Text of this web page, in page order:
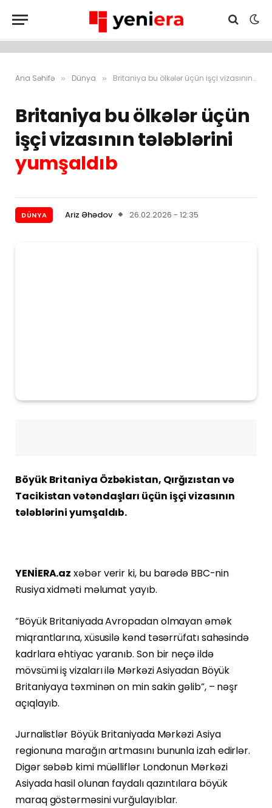
Ana Səhifə » Dünya » Britaniya bu ölkələr üçün işçi vizasının tələblərini yumşaldıb
Britaniya bu ölkələr üçün
işçi vizasının tələblərini
yumşaldıb
DÜNYA Ariz Əhədov 26.02.2026 - 12:35
Böyük Britaniya Özbəkistan, Qırğızıstan və
Tacikistan vətəndaşları üçün işçi vizasının
tələblərini yumşaldıb.
YENİERA.az xəbər verir ki, bu barədə BBC-nin
Rusiya xidməti məlumat yayıb.
“Böyük Britaniyada Avropadan olmayan əmək
miqrantlarına, xüsusilə kənd təsərrüfatı sahəsində
kadrlara ehtiyac yaranıb. Son bir neçə ildə
mövsümi iş vizaları ilə Mərkəzi Asiyadan Böyük
Britaniyaya təxminən on min sakin gəlib”, – nəşr
açıqlayıb.
Jurnalistlər Böyük Britaniyada Mərkəzi Asiya
regionuna marağın artmasını bununla izah edirlər.
Digər səbəb kimi müəlliflər Londonun Mərkəzi
Asiyada hasil olunan faydalı qazıntılara böyük
maraq göstərməsini vurğulayıblar.